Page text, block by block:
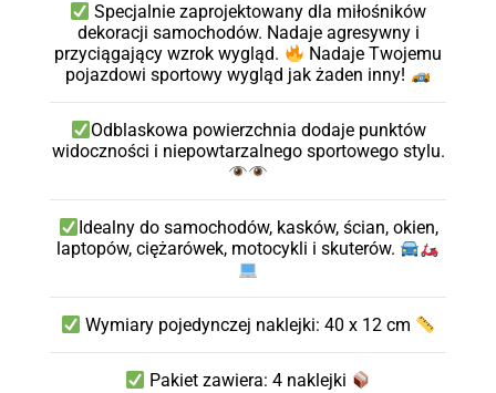
Specjalnie zaprojektowany dla miłośników
dekoracji samochodów. Nadaje agresywny i
przyciągający wzrok wygląd.
Nadaje Twojemu
pojazdowi sportowy wygląd jak żaden inny!
Odblaskowa powierzchnia dodaje punktów
widoczności i niepowtarzalnego sportowego stylu.
Idealny do samochodów, kasków, ścian, okien,
laptopów, ciężarówek, motocykli i skuterów.
Wymiary pojedynczej naklejki: 40 x 12 cm
Pakiet zawiera: 4 naklejki